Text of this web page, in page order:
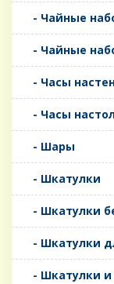
- Чайные
- Чайные
- Часы
- Часы
- Шары
- Шкатулки
- Шкатулки
- Шкатулки
- Шкатулки и